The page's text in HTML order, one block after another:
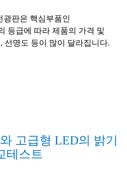
광판은 핵심부품인
등급에 따라 제품의 가격 및
선명도 등이 많이 달라집니다.
고급형 LED의 밝기
테스트